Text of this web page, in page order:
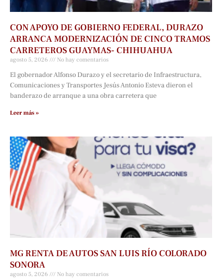
CON APOYO DE GOBIERNO FEDERAL, DURAZO
ARRANCA MODERNIZACIÓN DE CINCO TRAMOS
CARRETEROS GUAYMAS- CHIHUAHUA
agosto 5, 2026 No hay comentarios
El gobernador Alfonso Durazo y el secretario de Infraestructura,
Comunicaciones y Transportes Jesús Antonio Esteva dieron el
banderazo de arranque a una obra carretera que
Leer más »
MG RENTA DE AUTOS SAN LUIS RÍO COLORADO
SONORA
agosto 5, 2026 No hay comentarios